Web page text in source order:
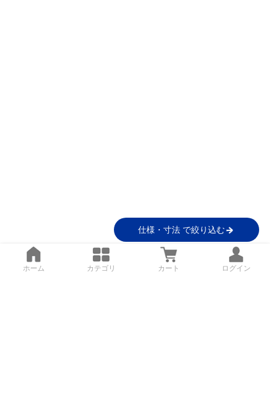
仕様・寸法 で絞り込む
ホーム カテゴリ カート ログイン